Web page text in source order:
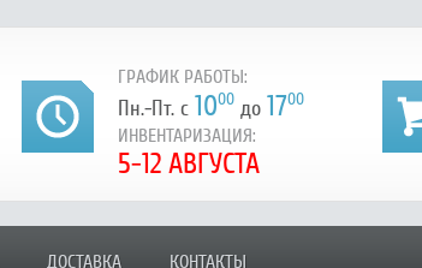
ГРАФИК РАБОТЫ:
Пн.-Пт. с 1000 до 1700
ИНВЕНТАРИЗАЦИЯ:
5-12 АВГУСТА
ДОСТАВКА КОНТАКТЫ